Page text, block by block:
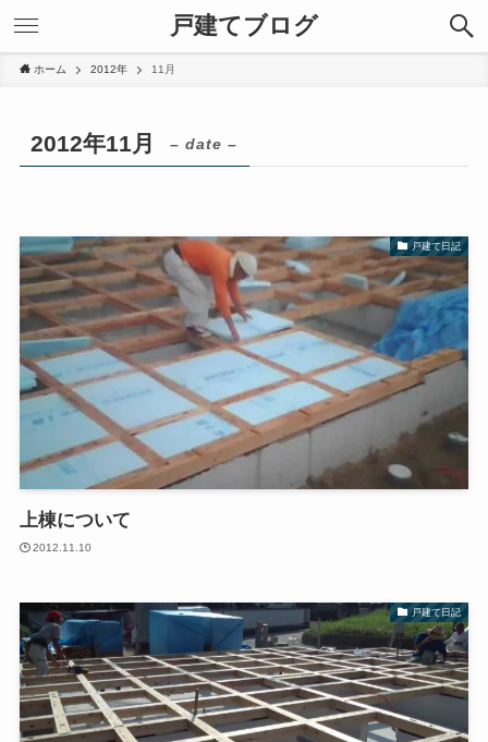
戸建てブログ
ホーム 2012年 11月
2012年11月 – date –
戸建て日記
上棟について
2012.11.10
戸建て日記